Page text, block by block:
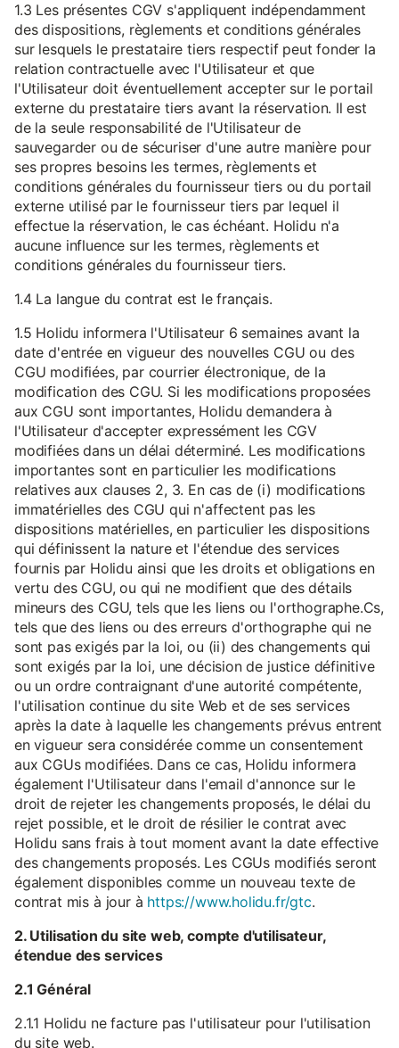
1.3 Les présentes CGV s'appliquent indépendamment
des dispositions, règlements et conditions générales
sur lesquels le prestataire tiers respectif peut fonder la
relation contractuelle avec l'Utilisateur et que
l'Utilisateur doit éventuellement accepter sur le portail
externe du prestataire tiers avant la réservation. Il est
de la seule responsabilité de l'Utilisateur de
sauvegarder ou de sécuriser d'une autre manière pour
ses propres besoins les termes, règlements et
conditions générales du fournisseur tiers ou du portail
externe utilisé par le fournisseur tiers par lequel il
effectue la réservation, le cas échéant. Holidu n'a
aucune influence sur les termes, règlements et
conditions générales du fournisseur tiers.
1.4 La langue du contrat est le français.
1.5 Holidu informera l'Utilisateur 6 semaines avant la
date d'entrée en vigueur des nouvelles CGU ou des
CGU modifiées, par courrier électronique, de la
modification des CGU. Si les modifications proposées
aux CGU sont importantes, Holidu demandera à
l'Utilisateur d'accepter expressément les CGV
modifiées dans un délai déterminé. Les modifications
importantes sont en particulier les modifications
relatives aux clauses 2, 3. En cas de (i) modifications
immatérielles des CGU qui n'affectent pas les
dispositions matérielles, en particulier les dispositions
qui définissent la nature et l'étendue des services
fournis par Holidu ainsi que les droits et obligations en
vertu des CGU, ou qui ne modifient que des détails
mineurs des CGU, tels que les liens ou l'orthographe.Cs,
tels que des liens ou des erreurs d'orthographe qui ne
sont pas exigés par la loi, ou (ii) des changements qui
sont exigés par la loi, une décision de justice définitive
ou un ordre contraignant d'une autorité compétente,
l'utilisation continue du site Web et de ses services
après la date à laquelle les changements prévus entrent
en vigueur sera considérée comme un consentement
aux CGUs modifiées. Dans ce cas, Holidu informera
également l'Utilisateur dans l'email d'annonce sur le
droit de rejeter les changements proposés, le délai du
rejet possible, et le droit de résilier le contrat avec
Holidu sans frais à tout moment avant la date effective
des changements proposés. Les CGUs modifiés seront
également disponibles comme un nouveau texte de
contrat mis à jour à https://www.holidu.fr/gtc.
2. Utilisation du site web, compte d'utilisateur,
étendue des services
2.1 Général
2.1.1 Holidu ne facture pas l'utilisateur pour l'utilisation
du site web.